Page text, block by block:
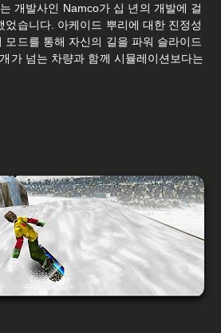
개발사인 Namco가 십 년의 개발에 걸
었습니다. 아케이드 뿌리에 대한 진정성
모드를 통해 자신의 길을 파워 슬라이드
가 넘는 차량과 함께 시뮬레이션보다는